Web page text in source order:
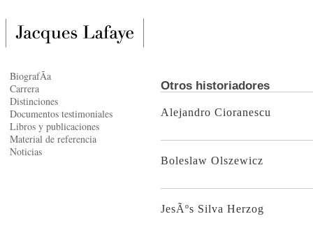
Otros historiadores
Alejandro Cioranescu
Boleslaw Olszewicz
JesÃºs Silva Herzog
BiografÃ­a
Carrera
Distinciones
Documentos testimoniales
Libros y publicaciones
Material de referencia
Noticias